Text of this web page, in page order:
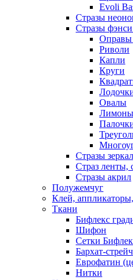
Evoli
Стразы
Стразы
Оправы
Риволи
Капли
Круги
Овалы
Лимоны
Стразы
Страз ленты,
Стразы акрил
Полужемчуг
Клей,
Ткани
Бифлекс
Шифон
Сетки
Бархат-стрейч
Еврофатин
Нитки